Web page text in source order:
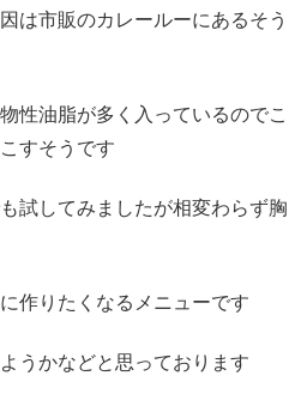
は市販のカレールーにあるそう
性油脂が多く入っているのでこ
すそうです
試してみましたが相変わらず胸
作りたくなるメニューです
うかなどと思っております